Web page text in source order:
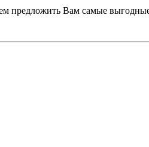
предложить Вам самые